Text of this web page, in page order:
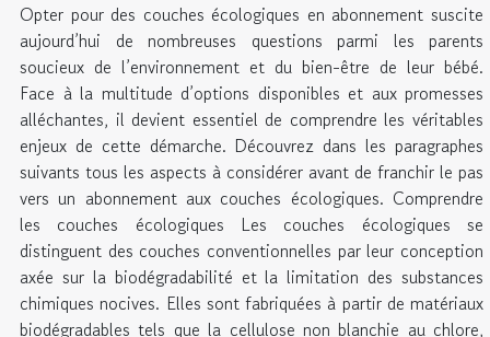
Opter pour des couches écologiques en abonnement suscite
aujourd’hui de nombreuses questions parmi les parents
soucieux de l’environnement et du bien-être de leur bébé.
Face à la multitude d’options disponibles et aux promesses
alléchantes, il devient essentiel de comprendre les véritables
enjeux de cette démarche. Découvrez dans les paragraphes
suivants tous les aspects à considérer avant de franchir le pas
vers un abonnement aux couches écologiques. Comprendre
les couches écologiques Les couches écologiques se
distinguent des couches conventionnelles par leur conception
axée sur la biodégradabilité et la limitation des substances
chimiques nocives. Elles sont fabriquées à partir de matériaux
biodégradables tels que la cellulose non blanchie au chlore,